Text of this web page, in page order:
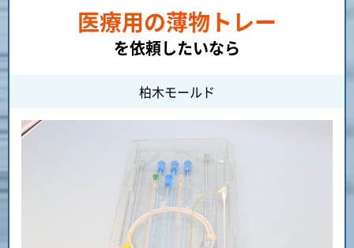
医療用の薄物トレー
を依頼したいなら
柏木モールド